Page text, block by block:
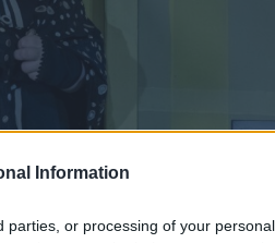
Information
parties, or processing of your